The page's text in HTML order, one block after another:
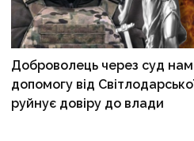
Доброволець через суд
допомогу від
руйнує довіру до влади